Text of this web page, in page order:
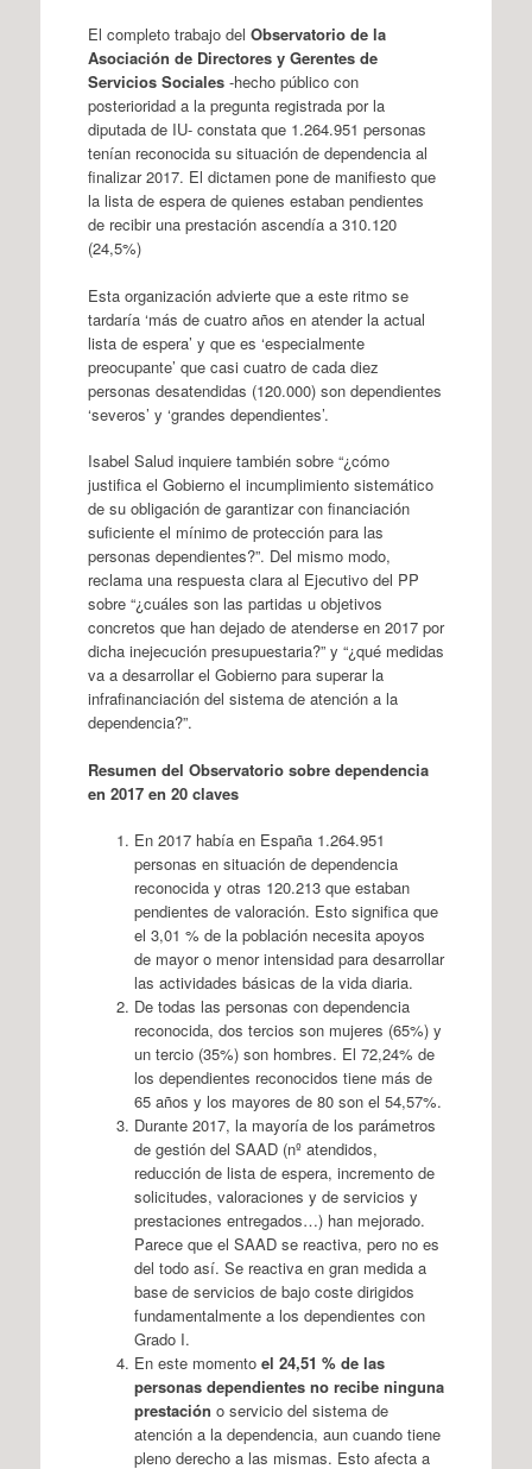
El completo trabajo del Observatorio de la
Asociación de Directores y Gerentes de
Servicios Sociales-hecho público con
posterioridad a la pregunta registrada por la
diputada de IU- constata que 1.264.951 personas
tenían reconocida su situación de dependencia al
finalizar 2017. El dictamen pone de manifiesto que
la lista de espera de quienes estaban pendientes
de recibir una prestación ascendía a 310.120
(24,5%)
Esta organización advierte que a este ritmo se
tardaría ‘más de cuatro años en atender la actual
lista de espera’ y que es ‘especialmente
preocupante’ que casi cuatro de cada diez
personas desatendidas (120.000) son dependientes
‘severos’ y ‘grandes dependientes’.
Isabel Salud inquiere también sobre “¿cómo
justifica el Gobierno el incumplimiento sistemático
de su obligación de garantizar con financiación
suficiente el mínimo de protección para las
personas dependientes?”. Del mismo modo,
reclama una respuesta clara al Ejecutivo del PP
sobre “¿cuáles son las partidas u objetivos
concretos que han dejado de atenderse en 2017 por
dicha inejecución presupuestaria?” y “¿qué medidas
va a desarrollar el Gobierno para superar la
infrafinanciación del sistema de atención a la
dependencia?”.
Resumen del Observatorio sobre dependencia
en 2017 en 20 claves
En 2017 había en España 1.264.951
personas en situación de dependencia
reconocida y otras 120.213 que estaban
pendientes de valoración. Esto significa que
el 3,01 % de la población necesita apoyos
de mayor o menor intensidad para desarrollar
las actividades básicas de la vida diaria.
De todas las personas con dependencia
reconocida, dos tercios son mujeres (65%) y
un tercio (35%) son hombres. El 72,24% de
los dependientes reconocidos tiene más de
65 años y los mayores de 80 son el 54,57%.
Durante 2017, la mayoría de los parámetros
de gestión del SAAD (nº atendidos,
reducción de lista de espera, incremento de
solicitudes, valoraciones y de servicios y
prestaciones entregados…) han mejorado.
Parece que el SAAD se reactiva, pero no es
del todo así. Se reactiva en gran medida a
base de servicios de bajo coste dirigidos
fundamentalmente a los dependientes con
Grado I.
En este momento el 24,51 % de las
personas dependientes no recibe ninguna
prestación o servicio del sistema de
atención a la dependencia, aun cuando tiene
pleno derecho a las mismas. Esto afecta a